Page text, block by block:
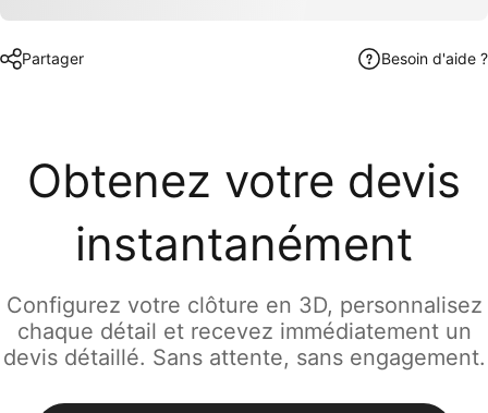
Partager Besoin d'aide ?
Obtenez votre devis
instantanément
Configurez votre clôture en 3D, personnalisez
chaque détail et recevez immédiatement un
devis détaillé. Sans attente, sans engagement.